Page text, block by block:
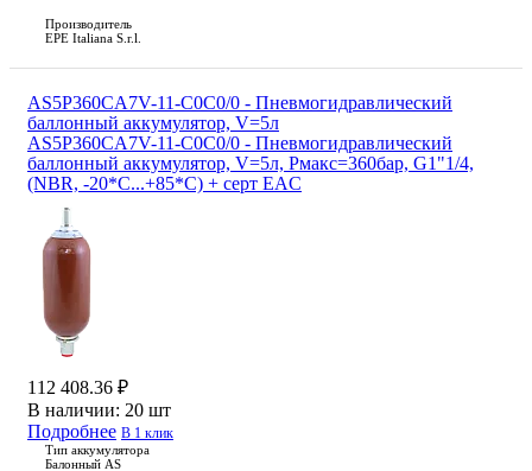
Производитель
EPE Italiana S.r.l.
AS5P360CA7V-11-C0C0/0 - Пневмогидравлический
баллонный аккумулятор, V=5л
AS5P360CA7V-11-C0C0/0 - Пневмогидравлический
баллонный аккумулятор, V=5л, Рмакс=360бар, G1"1/4,
(NBR, -20*С...+85*С) + серт EAC
112 408.36 ₽
В наличии: 20 шт
Подробнее В 1 клик
Тип аккумулятора
Балонный AS